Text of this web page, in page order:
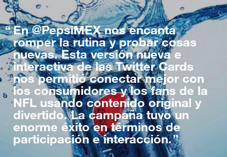
En @PepsiMEX nos encanta
romper la rutina y probar cosas
nuevas. Esta versión nueva e
interactiva de las Twitter Cards
nos permitió conectar mejor con
los consumidores y los fans de la
NFL usando contenido original y
divertido. La campaña tuvo un
enorme éxito en términos de
participación e interacción.